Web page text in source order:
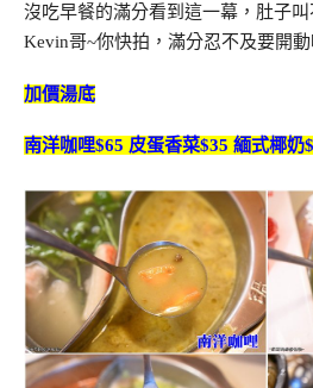
沒吃早餐的滿分看到這一幕，肚子叫
Kevin哥~你快拍，滿分忍不及要開
加價湯底
南洋咖哩$65 皮蛋香菜$35 緬式椰奶